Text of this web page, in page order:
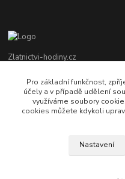
Zlatnictvi-hodiny.cz
+420 379 492 545
Po - Pá: 9,00 - 17,00 hod., So:
Pro základní funkčnost,
účely a v případě udělení
využíváme soubory
cookies můžete kdykoli
Nastavení